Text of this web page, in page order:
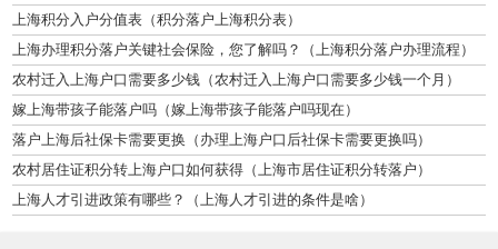
上海积分入户分值表（积分落户上海积分表）
上海办理积分落户关键社会保险，您了解吗？（上海积分落户办理流程）
农村迁入上海户口需要多少钱（农村迁入上海户口需要多少钱一个月）
嫁上海带孩子能落户吗（嫁上海带孩子能落户吗现在）
落户上海后社保卡需要更换（办理上海户口后社保卡需要更换吗）
农村居住证积分转上海户口如何获得（上海市居住证积分转落户）
上海人才引进政策有哪些？（上海人才引进的条件是啥）